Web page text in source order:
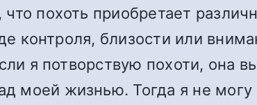
похоть приобретает
контроля, близости или
я потворствую похоти, она
моей жизнью. Тогда я не могу